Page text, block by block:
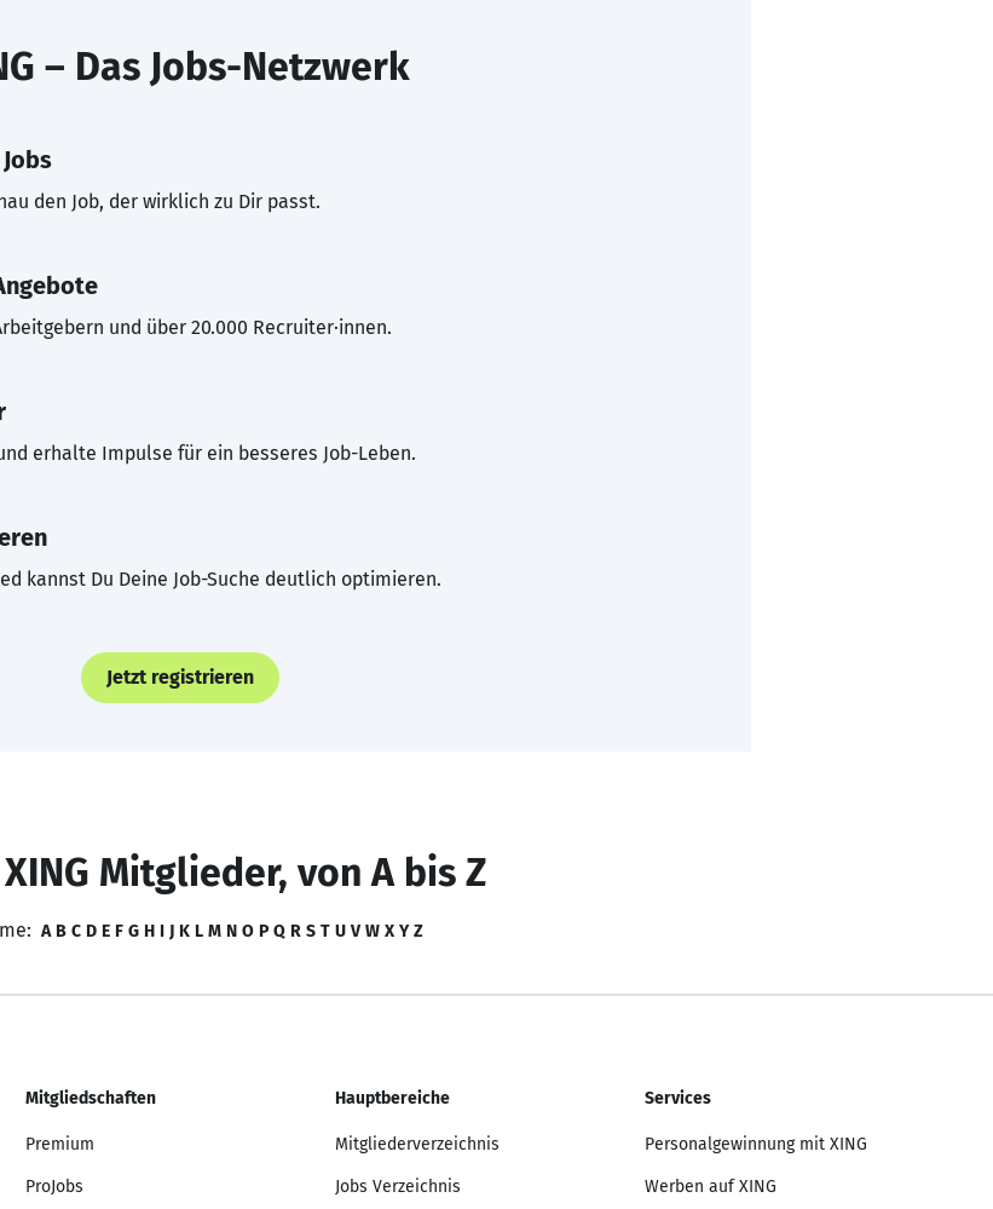
– Das Jobs-Netzwerk
den Job, der wirklich zu Dir passt.
und über 20.000 Recruiter·innen.
erhalte Impulse für ein besseres Job-Leben.
kannst Du Deine Job-Suche deutlich optimieren.
Jetzt registrieren
Mitglieder, von A bis Z
A B C D E F G H I J K L M N O P Q R S T U V W X Y Z
Mitgliedschaften
Premium
ProJobs
Hauptbereiche
Mitgliederverzeichnis
Jobs Verzeichnis
Services
Personalgewinnung mit XING
Werben auf XING